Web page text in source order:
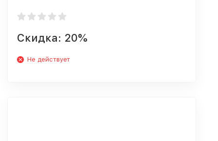
Скидка: 20%
Не действует